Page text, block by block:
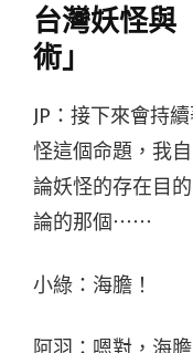
台灣妖怪與
術」
JP：接下來會持
怪這個命題，我
論妖怪的存在目
論的那個⋯⋯
小綠：海膽！